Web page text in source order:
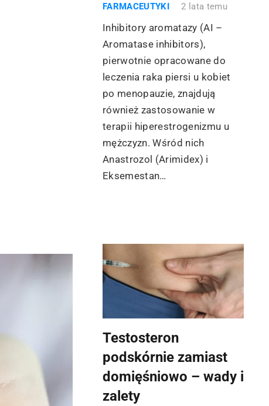
FARMACEUTYKI 2 lata temu
Inhibitory aromatazy (AI –
Aromatase inhibitors),
pierwotnie opracowane do
leczenia raka piersi u kobiet
po menopauzie, znajdują
również zastosowanie w
terapii hiperestrogenizmu u
mężczyzn. Wśród nich
Anastrozol (Arimidex) i
Eksemestan…
Testosteron
podskórnie zamiast
domięśniowo – wady i
zalety